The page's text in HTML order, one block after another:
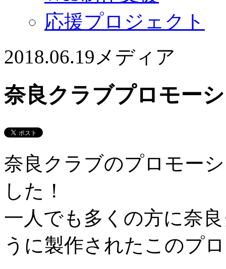
応援プロジェクト
2018.06.19 メディア
奈良クラブプロモー
奈良クラブのプロモー
した！
一人でも多くの方に奈
うに製作されたこのプ